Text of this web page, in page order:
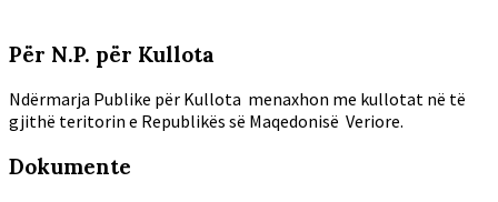
Për N.P. për Kullota
Ndërmarja Publike për Kullota menaxhon me kullotat në të
gjithë teritorin e Republikës së Maqedonisë Veriore.
Dokumente